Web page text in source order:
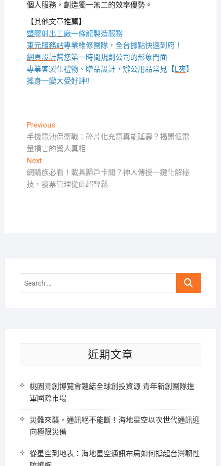
個人服務，創造獨一無二的效率優勢。
【其他文章推薦】
塑膠射出工廠一條龍製造服務
東元服務站專業維修團隊，全台據點快速到府！
網頁設計幫您第一時間規劃公司的形象門面
專業客製化禮物、贈品設計，辦公用品常見【L夾】
搖身一變大受好評!!
文
章
導
覽
PreviousPrevious
post:
手機電池保衛戰：碎片化充電真能延壽？揭開低電
量損害的驚人真相
NextNext
post:
網購族必看！載具歸戶卡關？神人傳授一鍵化解秘
技，發票管理從此超輕鬆
Search
近期文章
桃園青創博覽會鏈結全球創投資源 青年新創團隊進
軍國際市場
災難來襲，通訊絕不能斷！海地星空以次世代通訊迎
向極限災備
從星空到地表：海地星空通訊布局如何撐起台灣韌性